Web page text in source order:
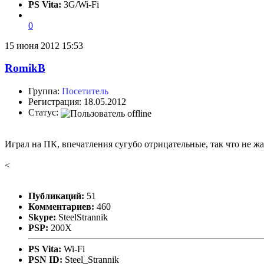
PS Vita: 3G/Wi-Fi
0
15 июня 2012 15:53
RomikB
Группа: Посетитель
Регистрация: 18.05.2012
Статус:
Играл на ПК, впечатления сугубо отрицательные, так что не
<
Публикаций: 51
Комментариев: 460
Skype: SteelStrannik
PSP: 200X
PS Vita: Wi-Fi
PSN ID: Steel_Strannik